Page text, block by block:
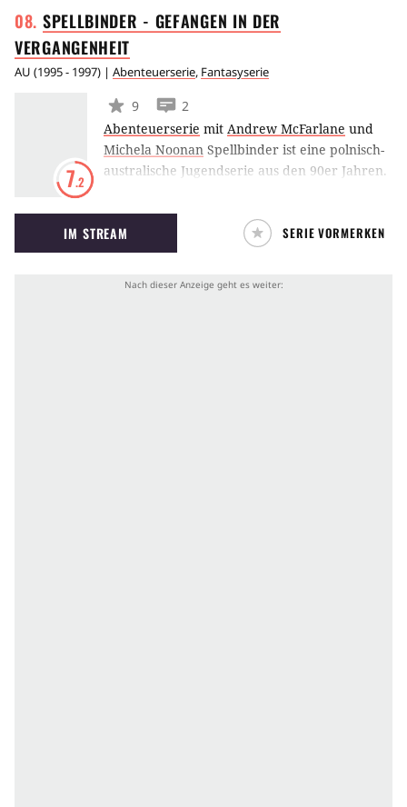
ausbauen will. Wenn Kranzow die “Blaue
Banane” verlieren würde, wären einige Kiez-
Bewohner obdachlos.
SPELLBINDER - GEFANGEN IN DER
VERGANGENHEIT
AU (1995 - 1997) | Abenteuerserie, Fantasyserie
7.2
9
2
Abenteuerserie mit Andrew McFarlane und
Michela Noonan Spellbinder ist eine polnisch-
australische Jugendserie aus den 90er Jahren.
zufällig durch ein magisches Portal in eine
fremde Welt. Die Welt ähnelt in vielem dem
europäischen Mittelalter, sie wird von den
IM STREAM SERIE VORMERKEN